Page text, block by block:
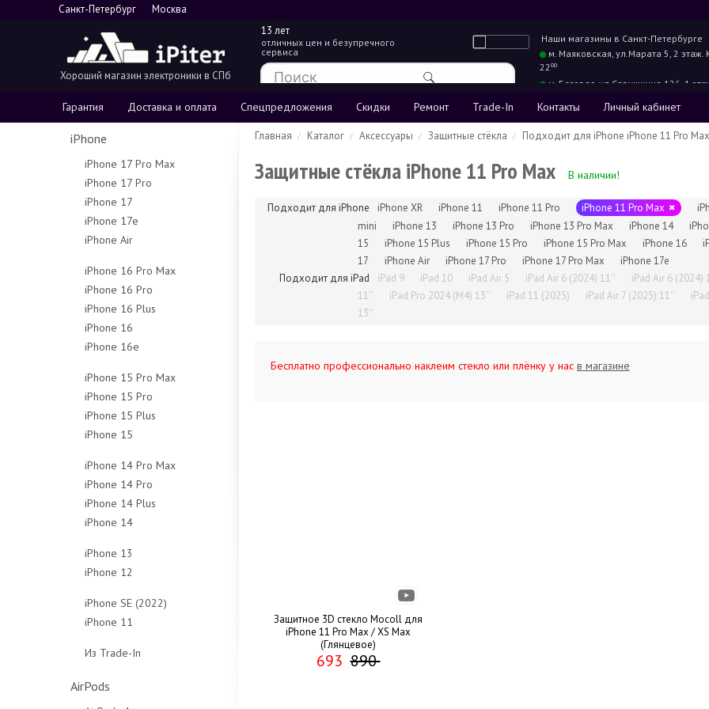
Санкт-Петербург Москва
Хороший магазин электроники в СПб
Наши магазины в Санкт-Петербурге
м. Маяковская, ул.Марата 5, 2 этаж.
2200
м. Беговая, ул.Савушкина 126, 1
13 лет
отличных цен и безупречного
сервиса
Гарантия Доставка и оплата Спецпредложения Скидки Ремонт Trade-In Контакты Личный кабинет
iPhone
iPhone 17 Pro Max
256Gb
512Gb
1Tb
2Tb
iPhone 17 Pro
256Gb
512Gb
1Tb
iPhone 17
256Gb
512Gb
iPhone 17e
256Gb
iPhone Air
iPhone 16 Pro Max
256Gb
512Gb
1Tb
Чехлы
iPhone 16 Pro
128Gb
256Gb
512Gb
Чехлы
iPhone 16 Plus
128Gb
256Gb
Чехлы
iPhone 16
128Gb
Чехлы
iPhone 16e
Чехлы
iPhone 15 Pro Max
256Gb
512Gb
1Tb
Чехлы
iPhone 15 Pro
128Gb
256Gb
Чехлы
iPhone 15 Plus
128Gb
Чехлы
iPhone 15
Чехлы
iPhone 14 Pro Max
128Gb
256Gb
512Gb
Чехлы
iPhone 14 Pro
128Gb
256Gb
iPhone 14 Plus
128Gb
iPhone 14
Чехлы
iPhone 13
128Gb
iPhone 12
Чехлы
iPhone SE (2022)
64Gb
Чехлы
Защитные стёкла
iPhone 11
Чехлы
Из Trade-In
AirPods
Главная Каталог Аксессуары Защитные стёкла Подходит для iPhone iPhone 11 Pro Max
Защитные стёкла iPhone 11 Pro Max В наличии!
Подходит для iPhone iPhone XR iPhone 11 iPhone 11 Pro iPhone 11 Pro Max
mini
iPhone 13 iPhone 13 Pro iPhone 13 Pro Max iPhone 14
15
iPhone 15 Plus iPhone 15 Pro iPhone 15 Pro Max iPhone 16
17
iPhone Air iPhone 17 Pro iPhone 17 Pro Max
iPhone 17e
Подходит для iPad
iPad 9 iPad 10 iPad Air 5 iPad Air 6 (2024) 11'' iPad Air 6 (2024)
11''
iPad Pro 2024 (M4) 13'' iPad 11 (2025) iPad Air 7 (2025) 11''
13''
Бесплатно профессионально наклеим стекло или плёнку у нас в магазине
Защитное 3D стекло Mocoll для
iPhone 11 Pro Max / XS Max
(Глянцевое)
693 890